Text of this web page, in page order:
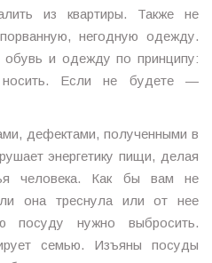
из квартиры. Также не
негодную одежду.
обувь и одежду по принципу:
Если не будете —
дефектами, полученными в
энергетику пищи, делая
человека. Как бы вам не
она треснула или от нее
посуду нужно выбросить.
семью. Изъяны посуды